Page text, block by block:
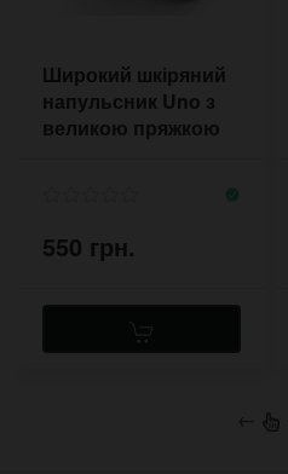
Широкий шкіряний
напульсник Uno з
великою пряжкою
550 грн.
←